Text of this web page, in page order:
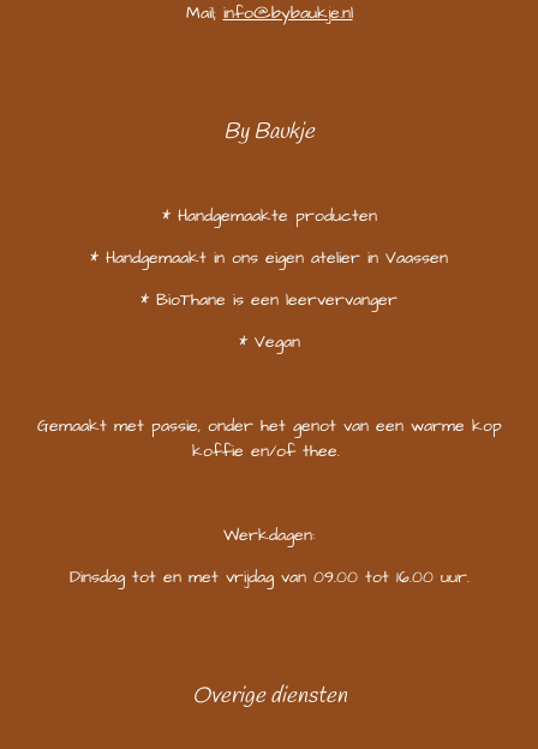
Mail;info@bybaukje.nl
By Baukje
* Handgemaakte producten
* Handgemaakt in ons eigen atelier in Vaassen
* BioThane is een leervervanger
* Vegan
Gemaakt met passie, onder het genot van een warme kop
koffie en/of thee.
Werkdagen:
Dinsdag tot en met vrijdag van 09.00 tot 16.00 uur.
Overige diensten